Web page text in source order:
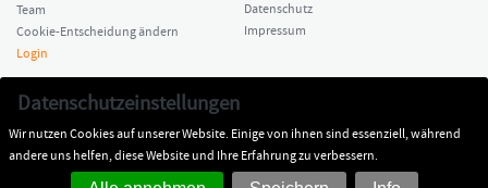
Team
Cookie-Entscheidung ändern
Datenschutzeinstellungen
Wir nutzen Cookies auf unserer Website. Einige von ihnen sind essenziell, während
andere uns helfen, diese Website und Ihre Erfahrung zu verbessern.
Login
Datenschutz
Impressum
Copyright © 2026 Formationstrader
Impressum
kontakt@formationstrader.de